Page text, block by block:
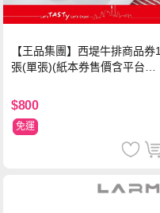
【王品集團】西堤牛排商品券1
張(單張)(紙本券售價含平台物
$800
免運